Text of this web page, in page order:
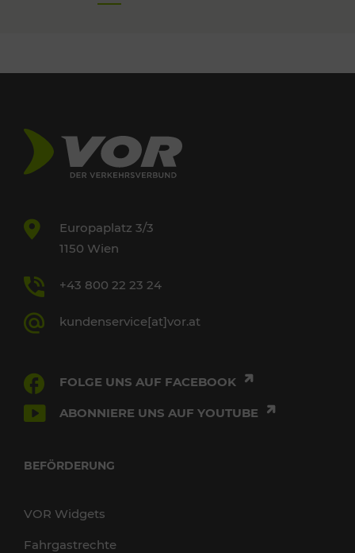
Europaplatz 3/3
1150 Wien
+43 800 22 23 24
kundenservice[at]vor.at
FOLGE UNS AUF FACEBOOK
ABONNIERE UNS AUF YOUTUBE
BEFÖRDERUNG
VOR Widgets
Fahrgastrechte